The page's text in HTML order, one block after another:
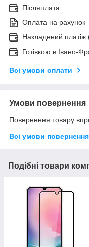
Післяплата
Оплата на рахунок
Накладений
Готівкою в Івано-
Всі умови оплати
Умови повернення
Повернення товару
Всі умови повернення
Подібні товари